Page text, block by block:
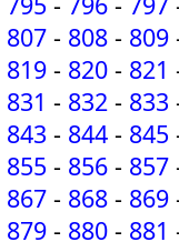
807 - 808 - 809
819 - 820 - 821
831 - 832 - 833
843 - 844 - 845
855 - 856 - 857
867 - 868 - 869
879 - 880 - 881